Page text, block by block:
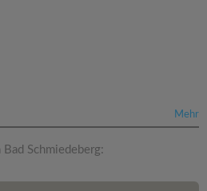
Mehr
Bad Schmiedeberg: